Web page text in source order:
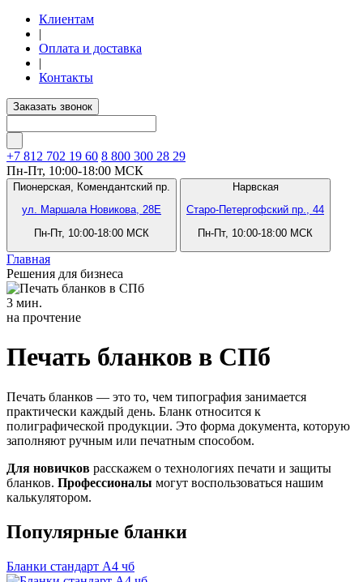
Клиентам
|
Оплата и доставка
|
Контакты
Заказать звонок
+7 812 702 19 60 8 800 300 28 29
Пн-Пт, 10:00-18:00 МСК
Пионерская, Комендантский пр.
ул. Маршала Новикова, 28Е
Пн-Пт, 10:00-18:00 МСК
Нарвская
Старо-Петергофский пр., 44
Пн-Пт, 10:00-18:00 МСК
Главная
Решения для бизнеса
3 мин.
на прочтение
Печать бланков в СПб
Печать бланков — это то, чем типография занимается
практически каждый день. Бланк относится к
полиграфической продукции. Это форма документа, которую
заполняют ручным или печатным способом.
Для новичков расскажем о технологиях печати и защиты
бланков. Профессионалы могут воспользоваться нашим
калькулятором.
Популярные бланки
Бланки стандарт А4 чб